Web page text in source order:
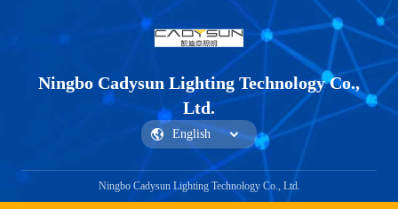
Ningbo Cadysun Lighting Technology Co.,
Ltd.
Ningbo Cadysun Lighting Technology Co., Ltd.